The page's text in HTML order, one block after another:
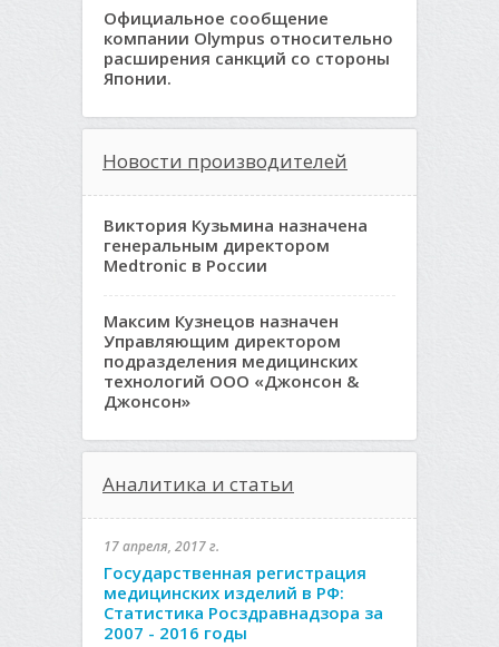
Официальное сообщение
компании Olympus относительно
расширения санкций со стороны
Японии.
Новости производителей
Виктория Кузьмина назначена
генеральным директором
Medtronic в России
Максим Кузнецов назначен
Управляющим директором
подразделения медицинских
технологий ООО «Джонсон &
Джонсон»
Аналитика и статьи
17 апреля, 2017 г.
Государственная регистрация
медицинских изделий в РФ:
Статистика Росздравнадзора за
2007 - 2016 годы